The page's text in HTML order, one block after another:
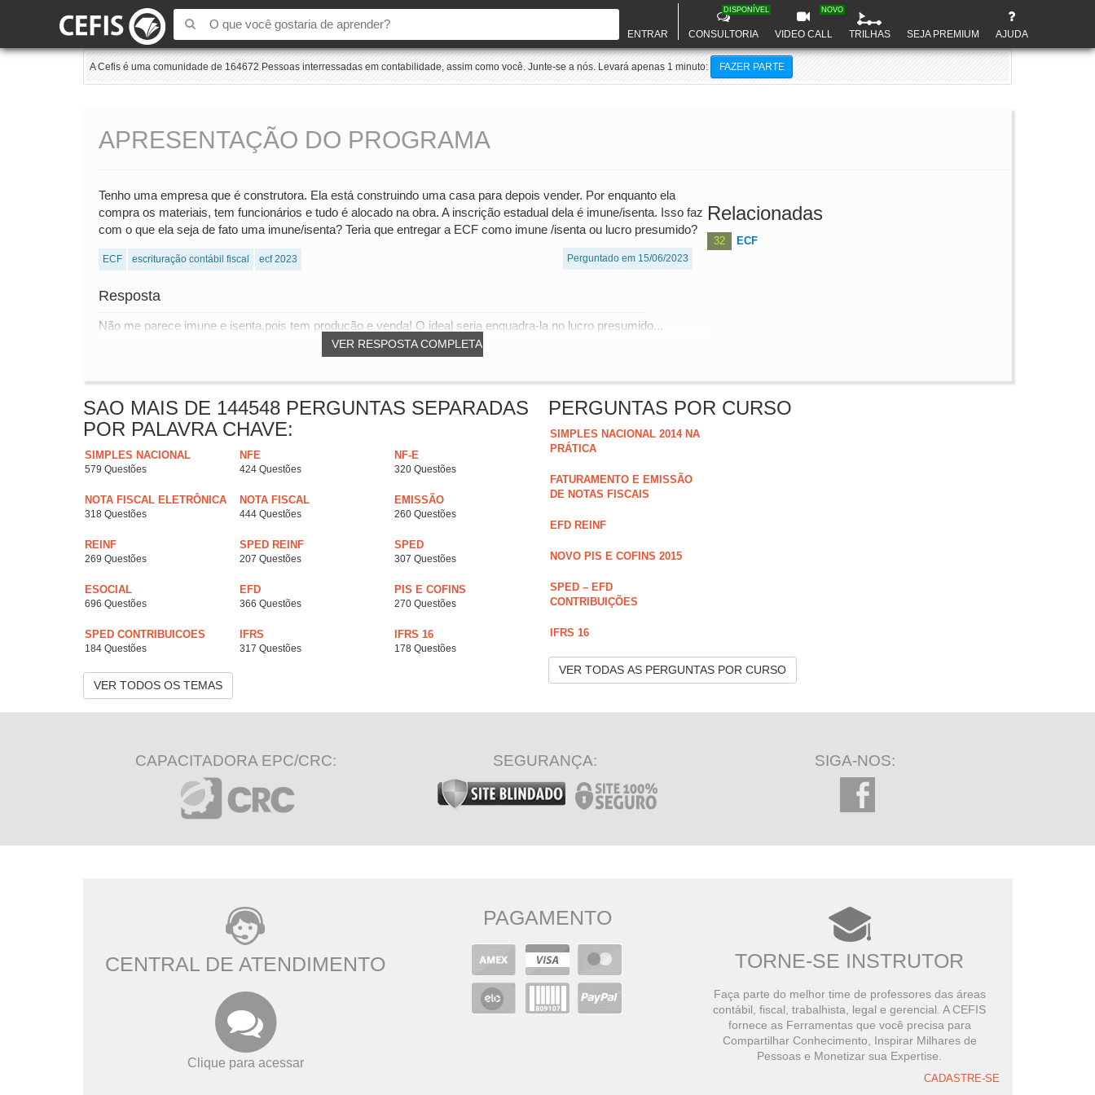
ENTRAR CONSULTORIA
DISPONÍVEL
VIDEO CALL
NOVO
TRILHAS SEJA PREMIUM AJUDA
A Cefis é uma comunidade de 164672 Pessoas interressadas em contabilidade, assim como você. Junte-se a nós. Levará apenas 1 minuto: FAZER PARTE
APRESENTAÇÃO DO PROGRAMA
Tenho uma empresa que é construtora. Ela está construindo uma casa para depois vender. Por enquanto ela
compra os materiais, tem funcionários e tudo é alocado na obra. A inscrição estadual dela é imune/isenta. Isso faz
com o que ela seja de fato uma imune/isenta? Teria que entregar a ECF como imune /isenta ou lucro presumido?
ECF escrituração contábil fiscal ecf 2023 Perguntado em 15/06/2023
Resposta
VER RESPOSTA COMPLETA
Não me parece imune e isenta,pois tem produção e venda! O ideal seria enquadra-la no lucro presumido...
Relacionadas
32 ECF
SAO MAIS DE 144548 PERGUNTAS SEPARADAS
POR PALAVRA CHAVE:
SIMPLES NACIONAL
579 Questões
NFE
424 Questões
NF-E
320 Questões
NOTA FISCAL ELETRÔNICA
318 Questões
NOTA FISCAL
444 Questões
EMISSÃO
260 Questões
REINF
269 Questões
SPED REINF
207 Questões
SPED
307 Questões
ESOCIAL
696 Questões
EFD
366 Questões
PIS E COFINS
270 Questões
SPED CONTRIBUICOES
184 Questões
IFRS
317 Questões
IFRS 16
178 Questões
VER TODOS OS TEMAS
PERGUNTAS POR CURSO
SIMPLES NACIONAL 2014 NA
PRÁTICA
FATURAMENTO E EMISSÃO
DE NOTAS FISCAIS
EFD REINF
NOVO PIS E COFINS 2015
SPED – EFD
CONTRIBUIÇÕES
IFRS 16
VER TODAS AS PERGUNTAS POR CURSO
CAPACITADORA EPC/CRC: SEGURANÇA: SIGA-NOS:
CENTRAL DE ATENDIMENTO
Clique para acessar
PAGAMENTO
TORNE-SE INSTRUTOR
Faça parte do melhor time de professores das áreas
contábil, fiscal, trabalhista, legal e gerencial. A CEFIS
fornece as Ferramentas que você precisa para
Compartilhar Conhecimento, Inspirar Milhares de
Pessoas e Monetizar sua Expertise.
CADASTRE-SE